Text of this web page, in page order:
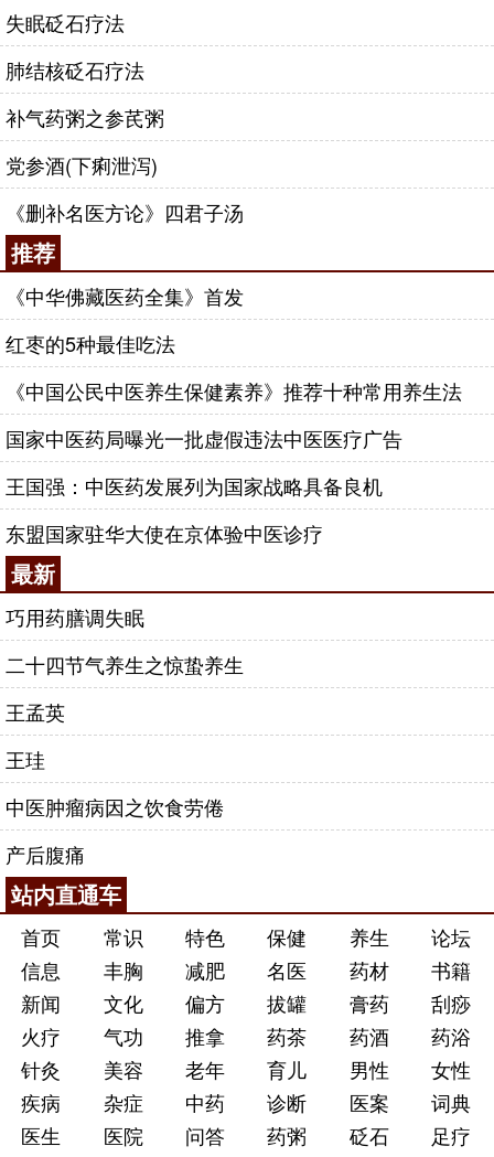
失眠砭石疗法
肺结核砭石疗法
补气药粥之参芪粥
党参酒(下痢泄泻)
《删补名医方论》四君子汤
推荐
《中华佛藏医药全集》首发
红枣的5种最佳吃法
《中国公民中医养生保健素养》推荐十种常用养生法
国家中医药局曝光一批虚假违法中医医疗广告
王国强：中医药发展列为国家战略具备良机
东盟国家驻华大使在京体验中医诊疗
最新
巧用药膳调失眠
二十四节气养生之惊蛰养生
王孟英
王珪
中医肿瘤病因之饮食劳倦
产后腹痛
站内直通车
首页 常识 特色 保健 养生
论坛
信息
丰胸 减肥 名医 药材
书籍
新闻
文化 偏方 拔罐 膏药
刮痧
火疗
气功 推拿 药茶 药酒
药浴
针灸
美容 老年 育儿 男性
女性
疾病
杂症 中药 诊断 医案
词典
医生
医院 问答 药粥 砭石 足疗